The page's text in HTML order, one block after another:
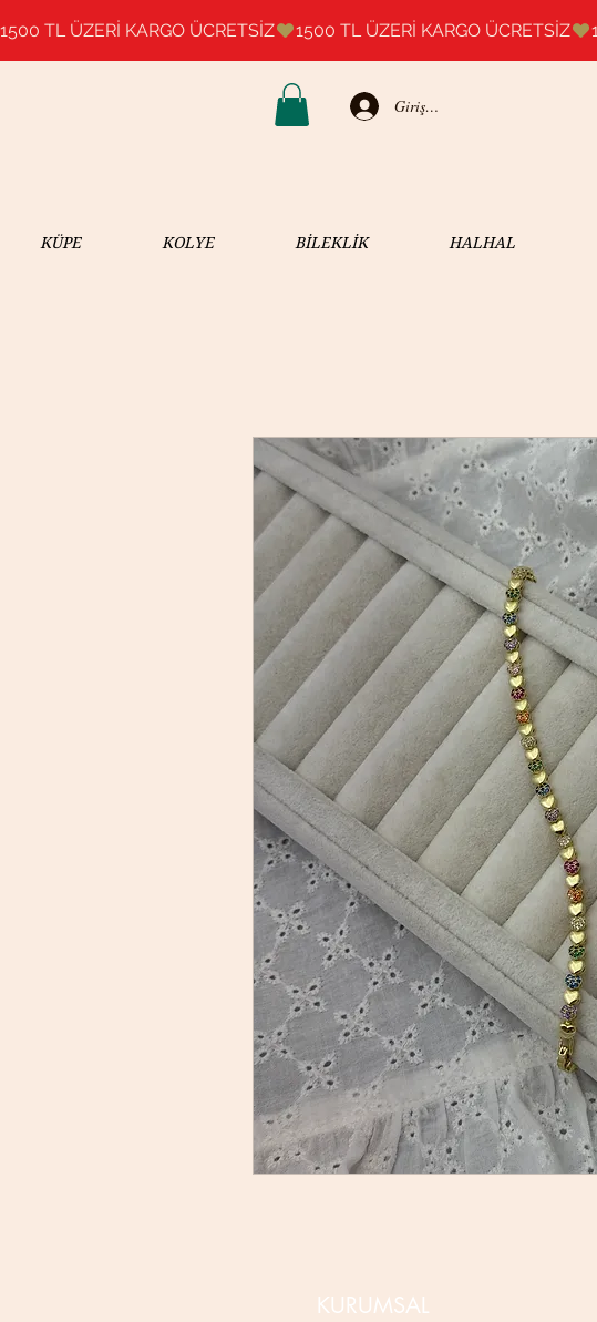
1500 TL ÜZERİ KARGO ÜCRETSİZ
Giriş Yap
KÜPE KOLYE BİLEKLİK HALHAL
KURUMSAL